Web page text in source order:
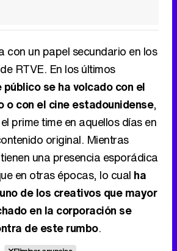
con un papel secundario en los
RTVE. En los últimos
público se ha volcado con el
o con el cine estadounidense,
prime time en aquellos días en
original. Mientras
una presencia esporádica
en otras épocas, lo cual ha
de los creativos que mayor
en la corporación se
de este rumbo.